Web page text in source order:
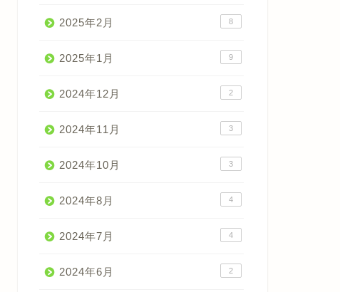
2025年2月 8
2025年1月 9
2024年12月 2
2024年11月 3
2024年10月 3
2024年8月 4
2024年7月 4
2024年6月 2